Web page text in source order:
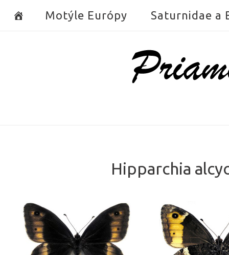
Motýle Európy Saturnidae a
Home
Hipparchia